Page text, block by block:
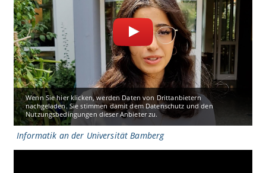
Wenn Sie hier klicken, werden Daten von Drittanbietern
nachgeladen. Sie stimmen damit dem Datenschutz und den
Nutzungsbedingungen dieser Anbieter zu.
Informatik an der Universität Bamberg